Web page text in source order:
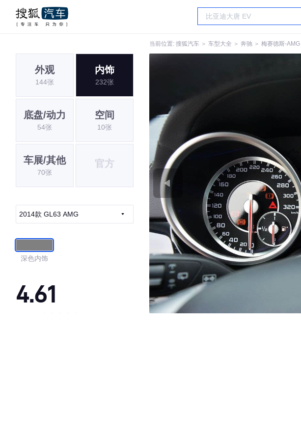
当前位置: 搜狐汽车 ＞ 车型大全 ＞ 奔驰 ＞ 梅赛德斯-AMG
外观
144张
内饰
232张
底盘/动力
54张
空间
10张
车展/其他
70张
官方
2014款 GL63 AMG
深色内饰
4.61